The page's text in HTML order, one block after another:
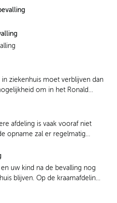
ziekenhuis moet verblijven dan
om in het Ronald
afdeling is vaak vooraf niet
opname zal er regelmatig
uw kind na de bevalling nog
blijven. Op de kraamafdeling